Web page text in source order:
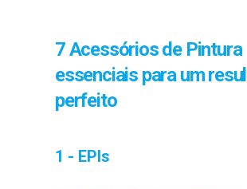
7 Acessórios de Pintura
essenciais para um
perfeito
1 - EPIs